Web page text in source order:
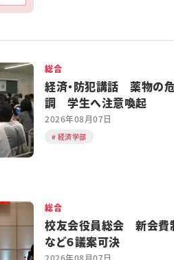
総合
経済・防犯講話 薬物の
調 学生へ注意喚起
2026年08月07日
経済学部
総合
校友会役員総会 新会費
など６議案可決